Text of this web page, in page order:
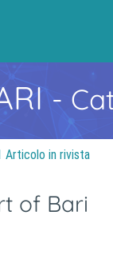
-
Articolo in rivista
of Bari